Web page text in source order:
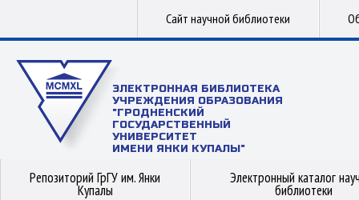
Сайт научной библиотеки
ЭЛЕКТРОННАЯ БИБЛИОТЕКА
УЧРЕЖДЕНИЯ ОБРАЗОВАНИЯ
"ГРОДНЕНСКИЙ
ГОСУДАРСТВЕННЫЙ
УНИВЕРСИТЕТ
ИМЕНИ ЯНКИ КУПАЛЫ"
Репозиторий ГрГУ им. Янки
Купалы
Электронный каталог
библиотеки